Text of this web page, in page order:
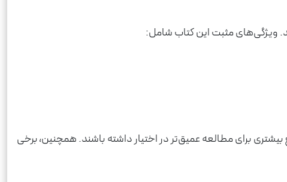
ویژگی‌های مثبت این کتاب شامل:
برای مطالعه عمیق‌تر در اختیار داشته باشند. همچنین، برخی